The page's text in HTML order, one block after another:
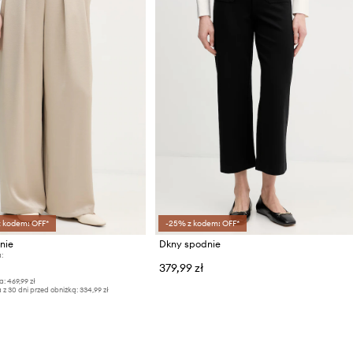
OFF*
469,99 zł
z 30 dni przed obniżką: 334,99 zł
-25% z kodem: OFF*
Dkny spodnie
379,99 zł